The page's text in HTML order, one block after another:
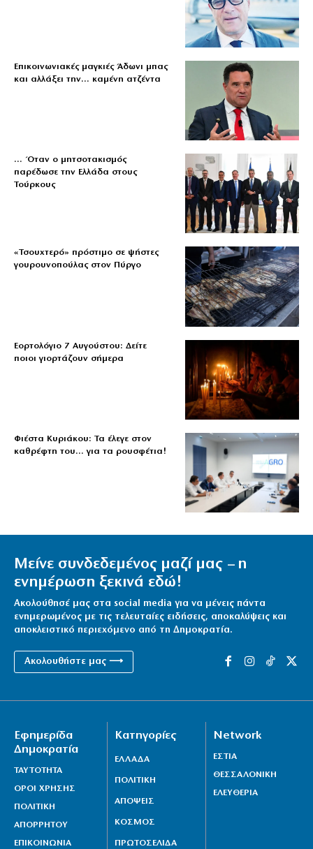
Επικοινωνιακές μαγκιές Άδωνι μπας
και αλλάξει την… καμένη ατζέντα
… Όταν ο μητσοτακισμός
παρέδωσε την Ελλάδα στους
Τούρκους
«Τσουχτερό» πρόστιμο σε ψήστες
γουρουνοπούλας στον Πύργο
Εορτολόγιο 7 Αυγούστου: Δείτε
ποιοι γιορτάζουν σήμερα
Φιέστα Κυριάκου: Τα έλεγε στον
καθρέφτη του… για τα ρουσφέτια!
Μείνε συνδεδεμένος μαζί μας – η
ενημέρωση ξεκινά εδώ!
Ακολούθησέ μας στα social media για να μένεις πάντα
ενημερωμένος με τις τελευταίες ειδήσεις, αποκαλύψεις και
αποκλειστικό περιεχόμενο από τη Δημοκρατία.
Ακολουθήστε μας ⟶
Εφημερίδα
Δημοκρατία
ΤΑΥΤΟΤΗΤΑ
ΟΡΟΙ ΧΡΗΣΗΣ
ΠΟΛΙΤΙΚΗ
ΑΠΟΡΡΗΤΟΥ
ΕΠΙΚΟΙΝΩΝΙΑ
Κατηγορίες
ΕΛΛΑΔΑ
ΠΟΛΙΤΙΚΗ
ΑΠΟΨΕΙΣ
ΚΟΣΜΟΣ
ΠΡΩΤΟΣΕΛΙΔΑ
Network
ΕΣΤΙΑ
ΘΕΣΣΑΛΟΝΙΚΗ
ΕΛΕΥΘΕΡΙΑ